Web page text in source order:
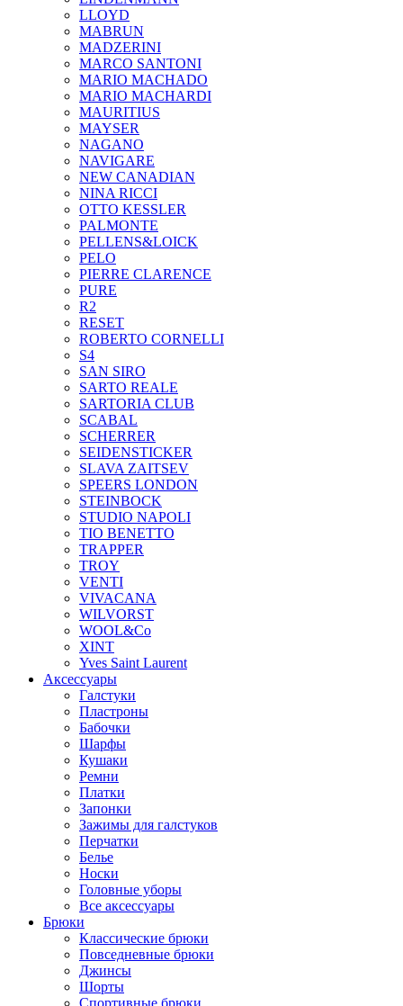
LLOYD
MABRUN
MADZERINI
MARCO SANTONI
MARIO MACHADO
MARIO MACHARDI
MAURITIUS
MAYSER
NAGANO
NAVIGARE
NEW CANADIAN
NINA RICCI
OTTO KESSLER
PALMONTE
PELLENS&LOICK
PELO
PIERRE CLARENCE
PURE
R2
RESET
ROBERTO CORNELLI
S4
SAN SIRO
SARTO REALE
SARTORIA CLUB
SCABAL
SCHERRER
SEIDENSTICKER
SLAVA ZAITSEV
SPEERS LONDON
STEINBOCK
STUDIO NAPOLI
TIO BENETTO
TRAPPER
TROY
VENTI
VIVACANA
WILVORST
WOOL&Co
XINT
Yves Saint Laurent
Аксессуары
Галстуки
Пластроны
Бабочки
Шарфы
Кушаки
Ремни
Платки
Запонки
Зажимы для галстуков
Перчатки
Белье
Носки
Головные уборы
Все аксессуары
Брюки
Классические брюки
Повседневные брюки
Джинсы
Шорты
Спортивные брюки